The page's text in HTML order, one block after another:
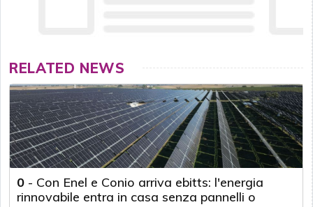
RELATED NEWS
0 - Con Enel e Conio arriva ebitts: l'energia
rinnovabile entra in casa senza pannelli o